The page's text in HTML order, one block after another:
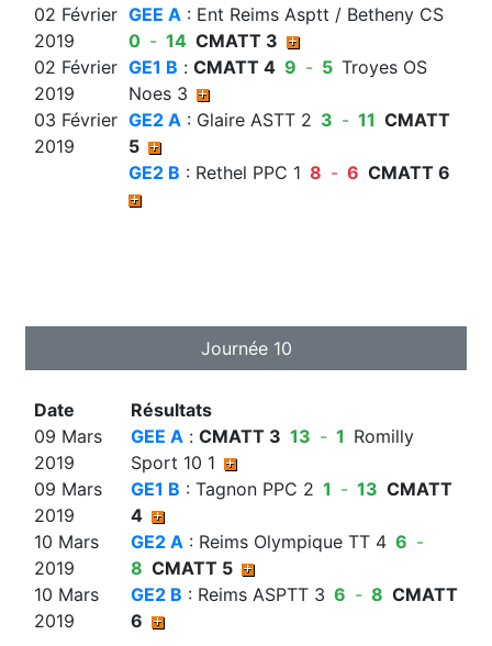
02 Février
2019
02 Février
2019
03 Février
2019
GEE A: Ent Reims Asptt / Betheny CS
0 - 14 CMATT 3
GE1 B : CMATT 4 9 - 5 Troyes OS
Noes 3
GE2 A: Glaire ASTT 2 3 - 11 CMATT
5
GE2 B : Rethel PPC 1 8 - 6 CMATT 6
Journée 10
Date
09 Mars
2019
09 Mars
2019
10 Mars
2019
10 Mars
2019
Résultats
GEE A: CMATT 3 13 - 1 Romilly
Sport 10 1
GE1 B : Tagnon PPC 2 1 - 13 CMATT
4
GE2 A: Reims Olympique TT 4 6 -
8 CMATT 5
GE2 B : Reims ASPTT 3 6 - 8 CMATT
6